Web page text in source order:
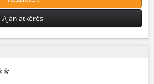
Ajánlatkérés